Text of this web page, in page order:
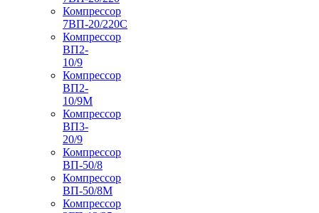
Компрессор
7ВП-20/220С
Компрессор
ВП2-
10/9
Компрессор
ВП2-
10/9М
Компрессор
ВП3-
20/9
Компрессор
ВП-50/8
Компрессор
ВП-50/8М
Компрессор